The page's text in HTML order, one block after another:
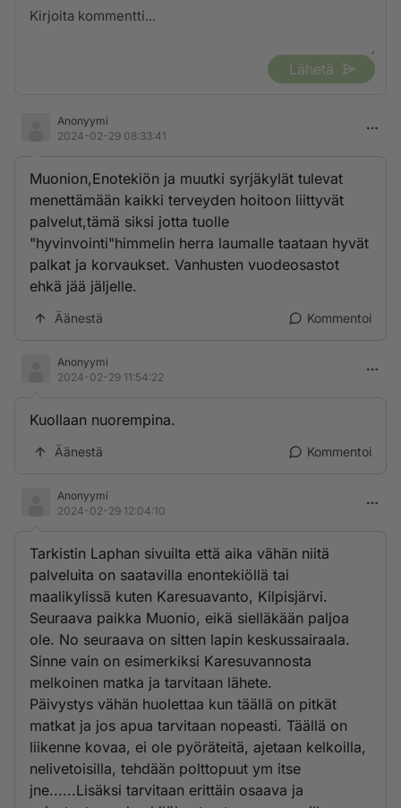
Lähetä
Anonyymi
2024-02-29 08:33:41
Muonion,Enotekiön ja muutki syrjäkylät tulevat
menettämään kaikki terveyden hoitoon liittyvät
palvelut,tämä siksi jotta tuolle
"hyvinvointi"himmelin herra laumalle taataan hyvät
palkat ja korvaukset. Vanhusten vuodeosastot
ehkä jää jäljelle.
Äänestä Kommentoi
Anonyymi
2024-02-29 11:54:22
Kuollaan nuorempina.
Äänestä Kommentoi
Anonyymi
2024-02-29 12:04:10
Tarkistin Laphan sivuilta että aika vähän niitä
palveluita on saatavilla enontekiöllä tai
maalikylissä kuten Karesuavanto, Kilpisjärvi.
Seuraava paikka Muonio, eikä sielläkään paljoa
ole. No seuraava on sitten lapin keskussairaala.
Sinne vain on esimerkiksi Karesuvannosta
melkoinen matka ja tarvitaan lähete.
Päivystys vähän huolettaa kun täällä on pitkät
matkat ja jos apua tarvitaan nopeasti. Täällä on
liikenne kovaa, ei ole pyöräteitä, ajetaan kelkoilla,
nelivetoisilla, tehdään polttopuut ym itse
jne......Lisäksi tarvitaan erittäin osaava ja